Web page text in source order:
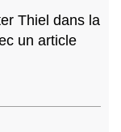
Thiel dans la
un article